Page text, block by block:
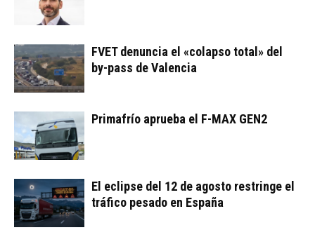
FVET denuncia el «colapso total» del
by-pass de Valencia
Primafrío aprueba el F-MAX GEN2
El eclipse del 12 de agosto restringe el
tráfico pesado en España